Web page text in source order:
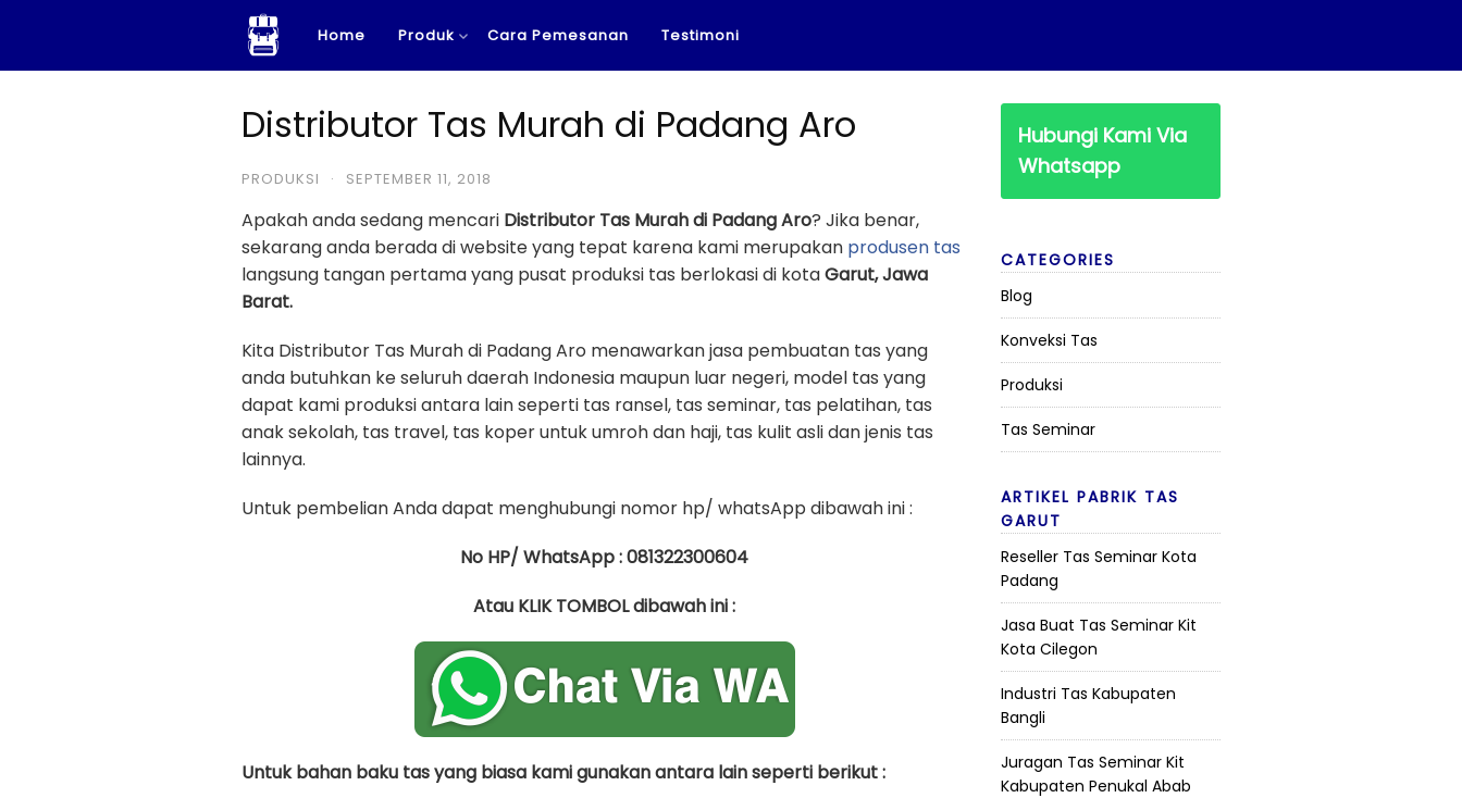
content
Home Produk Cara Pemesanan Testimoni
Distributor Tas Murah di Padang Aro
PRODUKSI · SEPTEMBER 11, 2018
Apakah anda sedang mencari Distributor Tas Murah di Padang Aro? Jika benar,
sekarang anda berada di website yang tepat karena kami merupakan produsen tas
langsung tangan pertama yang pusat produksi tas berlokasi di kotaGarut, Jawa
Barat.
Kita Distributor Tas Murah di Padang Aro menawarkan jasa pembuatan tas yang
anda butuhkan ke seluruh daerah Indonesia maupun luar negeri, model tas yang
dapat kami produksi antara lain seperti tas ransel, tas seminar, tas pelatihan, tas
anak sekolah, tas travel, tas koper untuk umroh dan haji, tas kulit asli dan jenis tas
lainnya.
Untuk pembelian Anda dapat menghubungi nomor hp/ whatsApp dibawah ini :
No HP/ WhatsApp : 081322300604
Atau KLIK TOMBOL dibawah ini :
Untuk bahan baku tas yang biasa kami gunakan antara lain seperti berikut :
Hubungi Kami Via
Whatsapp
CATEGORIES
Blog
Konveksi Tas
Produksi
Tas Seminar
ARTIKEL PABRIK TAS
GARUT
Reseller Tas Seminar Kota
Padang
Jasa Buat Tas Seminar Kit
Kota Cilegon
Industri Tas Kabupaten
Bangli
Juragan Tas Seminar Kit
Kabupaten Penukal Abab